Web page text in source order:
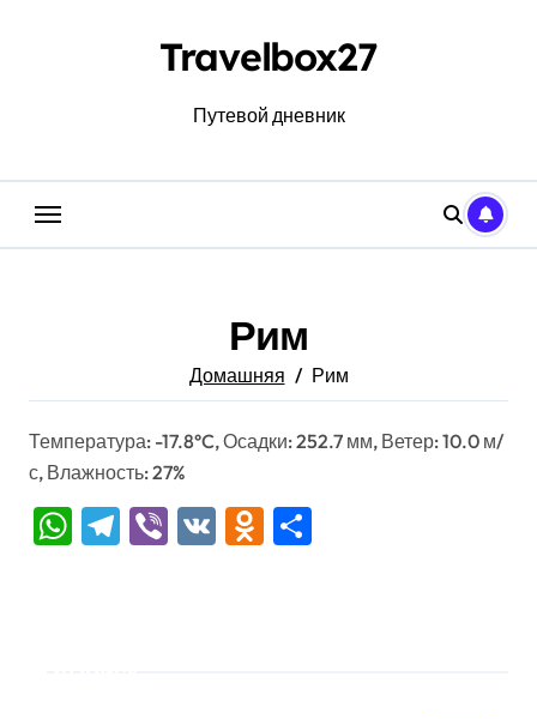
Travelbox27
Путевой дневник
Рим
Домашняя Рим
Температура: -17.8°C, Осадки: 252.7 мм, Ветер: 10.0 м/
с, Влажность: 27%
WhatsApp
Telegram
Viber
VK Odnoklassniki